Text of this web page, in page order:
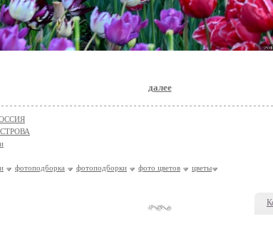
далее
фотоподборка фотоподборки фото цветов
цветы